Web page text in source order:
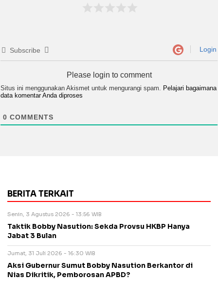
Subscribe Login
Please login to comment
Situs ini menggunakan Akismet untuk mengurangi spam. Pelajari bagaimana
data komentar Anda diproses
0 COMMENTS
BERITA TERKAIT
Senin, 3 Agustus 2026 - 13:56 WIB
Taktik Bobby Nasution: Sekda Provsu HKBP Hanya
Jabat 3 Bulan
Jumat, 31 Juli 2026 - 16:30 WIB
Aksi Gubernur Sumut Bobby Nasution Berkantor di
Nias Dikritik, Pemborosan APBD?